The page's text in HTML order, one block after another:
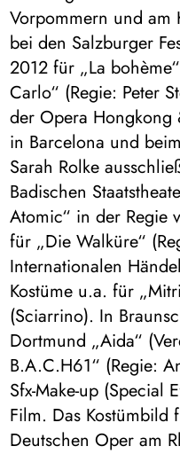
Vorpommern und am
bei den Salzburger
2012 für „La
Carlo“ (Regie: Peter
der Opera Hongkong
in Barcelona und
Sarah Rolke
Badischen
Atomic“ in der Regie
für „Die Walküre“
Internationalen
Kostüme u.a. für
(Sciarrino). In
Dortmund „Aida“
B.A.C.H61“ (Regie:
Sfx-Make-up (Special
Film. Das Kostümbild
Deutschen Oper am